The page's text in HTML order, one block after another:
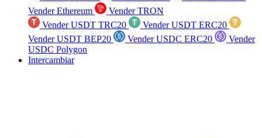
Vender Ethereum
Vender TRON
Vender USDT TRC20
Vender USDT ERC20
Vender USDT BEP20
Vender USDC ERC20
Vender
USDC Polygon
Intercambiar